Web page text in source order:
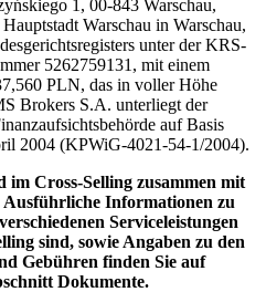
1, 00-843 Warschau,
Warschau in Warschau,
unter der KRS-
5262759131, mit einem
PLN, das in voller Höhe
Brokers S.A. unterliegt der
auf Basis
2004 (KPWiG-4021-54-1/2004).
Cross-Selling zusammen mit
Ausführliche Informationen zu
Serviceleistungen
sind, sowie Angaben zu den
Gebühren finden Sie auf
Dokumente.